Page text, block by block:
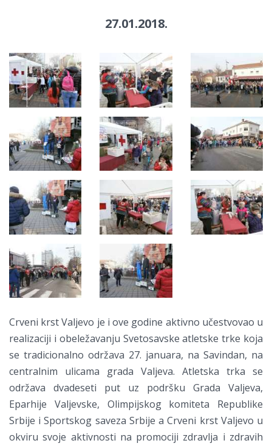
27.01.2018.
Crveni krst Valjevo je i ove godine aktivno učestvovao u
realizaciji i obeležavanju Svetosavske atletske trke koja
se tradicionalno održava 27. januara, na Savindan, na
centralnim ulicama grada Valjeva. Atletska trka se
održava dvadeseti put uz podršku Grada Valjeva,
Eparhije Valjevske, Olimpijskog komiteta Republike
Srbije i Sportskog saveza Srbije a Crveni krst Valjevo u
okviru svoje aktivnosti na promociji zdravlja i zdravih